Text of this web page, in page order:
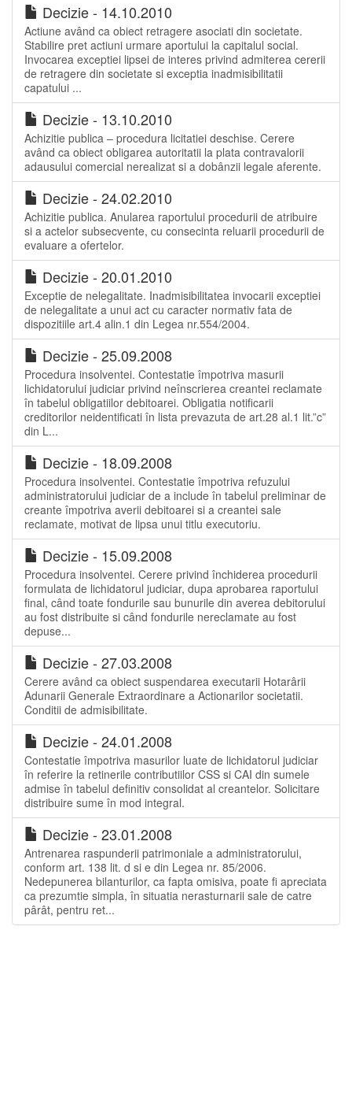
Decizie - 14.10.2010
Actiune având ca obiect retragere asociati din societate.
Stabilire pret actiuni urmare aportului la capitalul social.
Invocarea exceptiei lipsei de interes privind admiterea cererii
de retragere din societate si exceptia inadmisibilitatii
capatului ...
Decizie - 13.10.2010
Achizitie publica – procedura licitatiei deschise. Cerere
având ca obiect obligarea autoritatii la plata contravalorii
adausului comercial nerealizat si a dobânzii legale aferente.
Decizie - 24.02.2010
Achizitie publica. Anularea raportului procedurii de atribuire
si a actelor subsecvente, cu consecinta reluarii procedurii de
evaluare a ofertelor.
Decizie - 20.01.2010
Exceptie de nelegalitate. Inadmisibilitatea invocarii exceptiei
de nelegalitate a unui act cu caracter normativ fata de
dispozitiile art.4 alin.1 din Legea nr.554/2004.
Decizie - 25.09.2008
Procedura insolventei. Contestatie împotriva masurii
lichidatorului judiciar privind neînscrierea creantei reclamate
în tabelul obligatiilor debitoarei. Obligatia notificarii
creditorilor neidentificati în lista prevazuta de art.28 al.1 lit.”c”
din L...
Decizie - 18.09.2008
Procedura insolventei. Contestatie împotriva refuzului
administratorului judiciar de a include în tabelul preliminar de
creante împotriva averii debitoarei si a creantei sale
reclamate, motivat de lipsa unui titlu executoriu.
Decizie - 15.09.2008
Procedura insolventei. Cerere privind închiderea procedurii
formulata de lichidatorul judiciar, dupa aprobarea raportului
final, când toate fondurile sau bunurile din averea debitorului
au fost distribuite si când fondurile nereclamate au fost
depuse...
Decizie - 27.03.2008
Cerere având ca obiect suspendarea executarii Hotarârii
Adunarii Generale Extraordinare a Actionarilor societatii.
Conditii de admisibilitate.
Decizie - 24.01.2008
Contestatie împotriva masurilor luate de lichidatorul judiciar
în referire la retinerile contributiilor CSS si CAI din sumele
admise în tabelul definitiv consolidat al creantelor. Solicitare
distribuire sume în mod integral.
Decizie - 23.01.2008
Antrenarea raspunderii patrimoniale a administratorului,
conform art. 138 lit. d si e din Legea nr. 85/2006.
Nedepunerea bilanturilor, ca fapta omisiva, poate fi apreciata
ca prezumtie simpla, în situatia nerasturnarii sale de catre
pârât, pentru ret...